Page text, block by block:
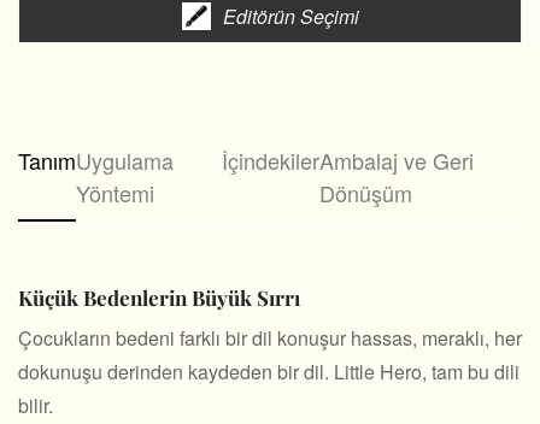
Editörün Seçimi
TanımUygulama
Yöntemi
İçindekilerAmbalaj ve Geri
Dönüşüm
Küçük Bedenlerin Büyük Sırrı
Çocukların bedeni farklı bir dil konuşur hassas, meraklı, her
dokunuşu derinden kaydeden bir dil. Little Hero, tam bu dili
bilir.